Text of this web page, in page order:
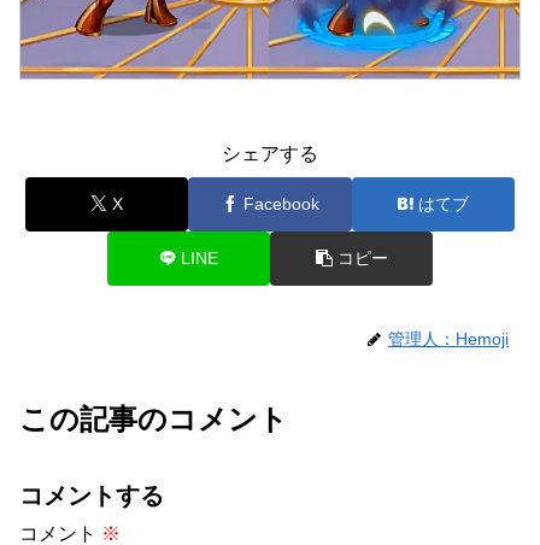
シェアする
X Facebook はてブ
LINE コピー
管理人：Hemoji
この記事のコメント
コメントする
コメント ※